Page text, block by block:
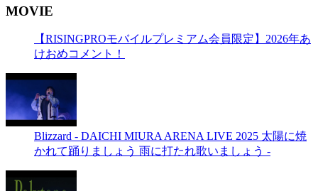
MOVIE
【RISINGPROモバイルプレミアム会員限定】2026年あ
けおめコメント！
Blizzard - DAICHI MIURA ARENA LIVE 2025 太陽に焼
かれて踊りましょう 雨に打たれ歌いましょう -